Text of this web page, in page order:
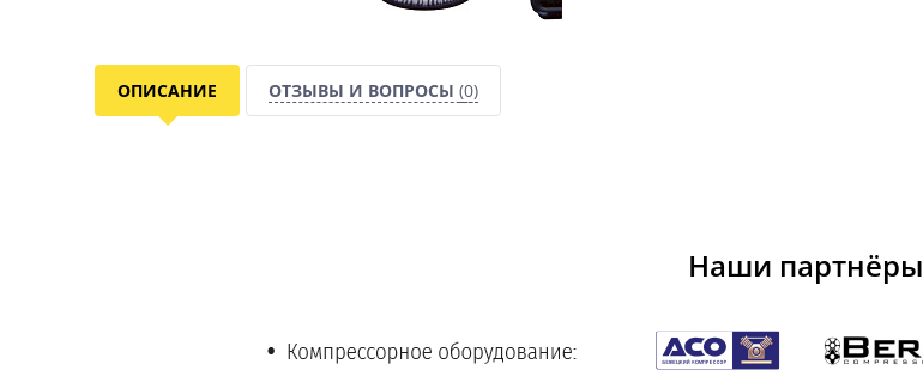
ОПИСАНИЕ ОТЗЫВЫ И ВОПРОСЫ (0)
Наши партнёры